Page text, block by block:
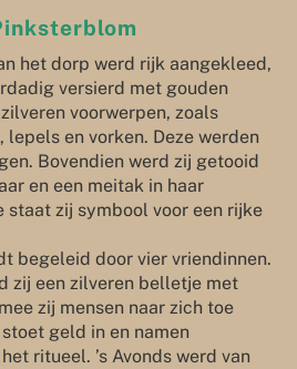
het dorp werd rijk aangekleed,
versierd met gouden
voorwerpen, zoals
lepels en vorken. Deze werden
Bovendien werd zij getooid
en een meitak in haar
staat zij symbool voor een rijke
begeleid door vier vriendinnen.
zij een zilveren belletje met
zij mensen naar zich toe
geld in en namen
ritueel. ’s Avonds werd van